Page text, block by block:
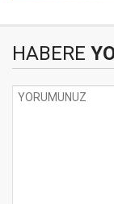
HABERE